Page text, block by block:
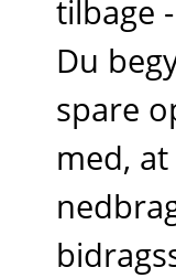
tilbage
Du
spare
med,